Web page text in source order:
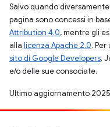
Salvo quando
pagina sono concessi in
Attribution 4.0, mentre gli
alla licenza Apache 2.0.
sito di Google Developers.
e/o delle sue consociate.
Ultimo aggiornamento